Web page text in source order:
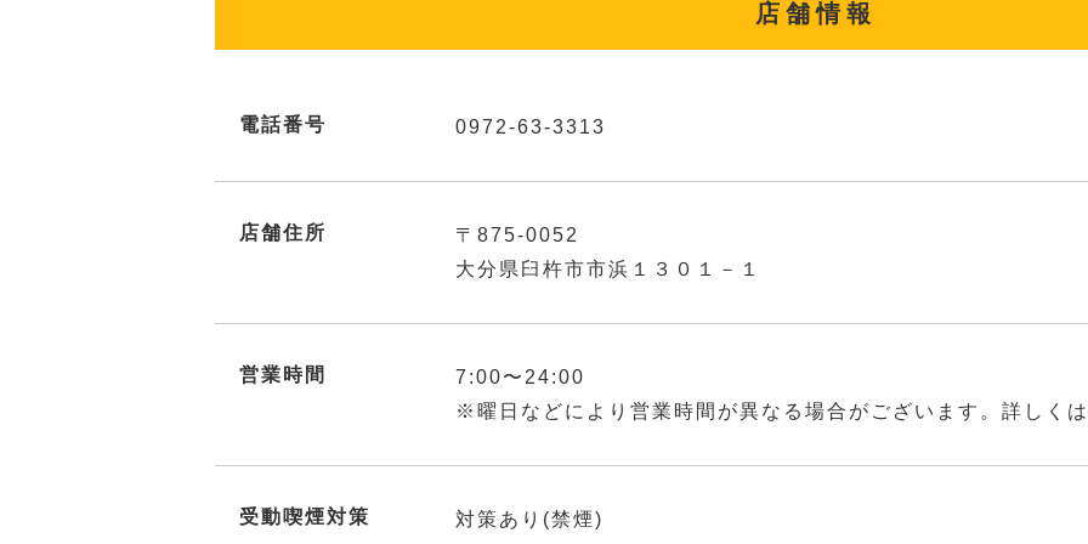
店舗情報
電話番号 0972-63-3313
店舗住所
〒875-0052
大分県臼杵市市浜１３０１－１
営業時間
7:00〜24:00
※曜日などにより営業時間が異なる場合がございます。詳しく
受動喫煙対策 対策あり(禁煙)